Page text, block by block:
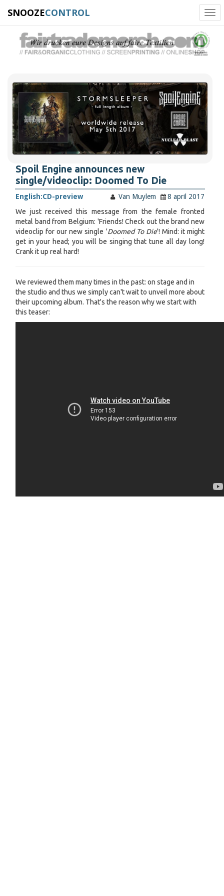
SNOOZECONTROL
Spoil Engine announces new
single/videoclip: Doomed To Die
English:CD-preview Van Muylem
8 april 2017
We just received this message from the female fronted
metal band from Belgium: 'Friends! Check out the brand new
videoclip for our new single 'Doomed To Die'! Mind: it might
get in your head; you will be singing that tune all day long!
Crank it up real hard!
We reviewed them many times in the past: on stage and in
the studio and thus we simply can't wait to unveil more about
their upcoming album. That's the reason why we start with
this teaser: